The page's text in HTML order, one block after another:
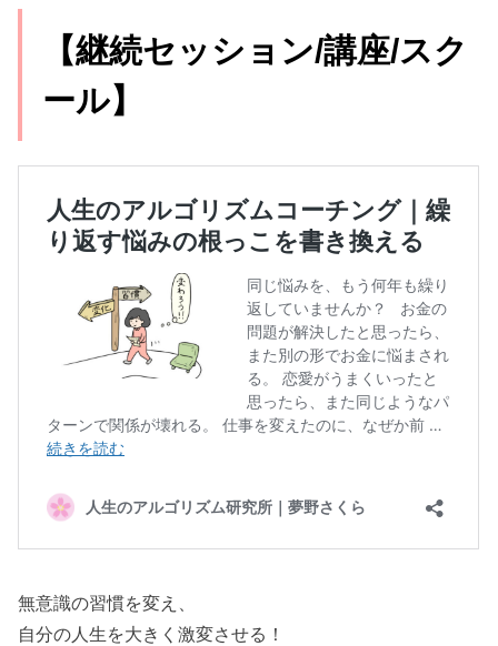
【継続セッション/講座/スク
ール】
無意識の習慣を変え、
自分の人生を大きく激変させる！